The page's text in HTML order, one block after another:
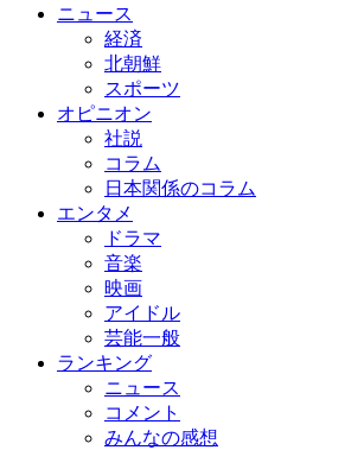
ニュース
経済
北朝鮮
スポーツ
オピニオン
社説
コラム
日本関係のコラム
エンタメ
ドラマ
音楽
映画
アイドル
芸能一般
ランキング
ニュース
コメント
みんなの感想